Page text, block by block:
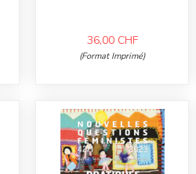
36,00 CHF
(Format Imprimé)